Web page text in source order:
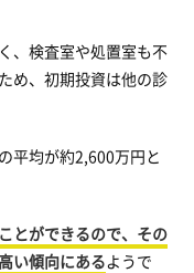
、検査室や処置室も不
め、初期投資は他の診
平均が約2,600万円と
とができるので、その
い傾向にあるようで